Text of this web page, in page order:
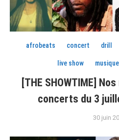
afrobeats concert drill
live show musique
[THE SHOWTIME]
concerts du 3
30 juin